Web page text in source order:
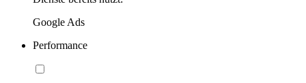
Google Ads
Performance